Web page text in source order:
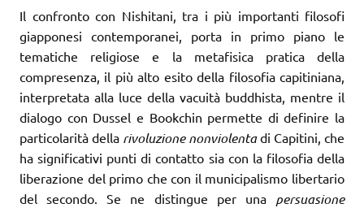
Il confronto con Nishitani, tra i più importanti filosofi
giapponesi contemporanei, porta in primo piano le
tematiche religiose e la metafisica pratica della
compresenza, il più alto esito della filosofia capitiniana,
interpretata alla luce della vacuità buddhista, mentre il
dialogo con Dussel e Bookchin permette di definire la
particolarità della rivoluzione nonviolentadi Capitini, che
ha significativi punti di contatto sia con la filosofia della
liberazione del primo che con il municipalismo libertario
del secondo. Se ne distingue per una persuasione